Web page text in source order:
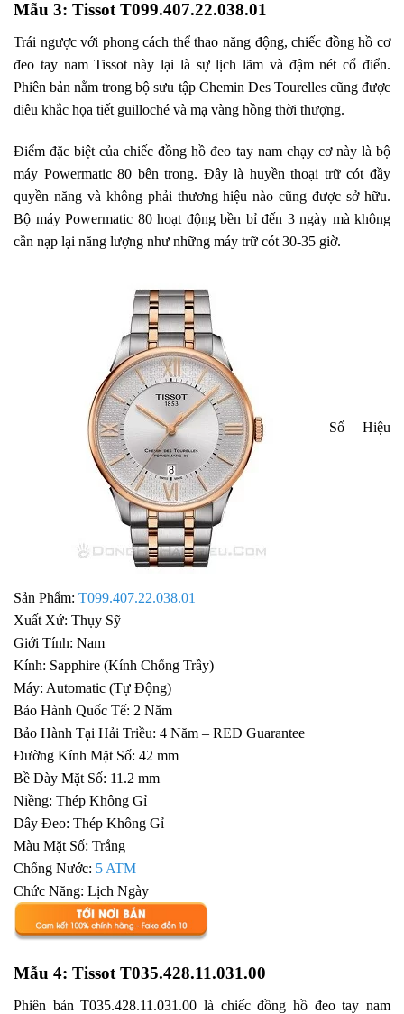
Mẫu 3: Tissot T099.407.22.038.01
Trái ngược với phong cách thể thao năng động, chiếc đồng hồ cơ
đeo tay nam Tissot này lại là sự lịch lãm và đậm nét cổ điển.
Phiên bản nằm trong bộ sưu tập Chemin Des Tourelles cũng được
điêu khắc họa tiết guilloché và mạ vàng hồng thời thượng.
Điểm đặc biệt của chiếc đồng hồ đeo tay nam chạy cơ này là bộ
máy Powermatic 80 bên trong. Đây là huyền thoại trữ cót đầy
quyền năng và không phải thương hiệu nào cũng được sở hữu.
Bộ máy Powermatic 80 hoạt động bền bỉ đến 3 ngày mà không
cần nạp lại năng lượng như những máy trữ cót 30-35 giờ.
Số Hiệu
Sản Phẩm: T099.407.22.038.01
Xuất Xứ: Thụy Sỹ
Giới Tính: Nam
Kính: Sapphire (Kính Chống Trầy)
Máy: Automatic (Tự Động)
Bảo Hành Quốc Tế: 2 Năm
Bảo Hành Tại Hải Triều: 4 Năm – RED Guarantee
Đường Kính Mặt Số: 42 mm
Bề Dày Mặt Số: 11.2 mm
Niềng: Thép Không Gỉ
Dây Đeo: Thép Không Gỉ
Màu Mặt Số: Trắng
Chống Nước: 5 ATM
Chức Năng: Lịch Ngày
Mẫu 4: Tissot T035.428.11.031.00
Phiên bản T035.428.11.031.00 là chiếc đồng hồ đeo tay nam